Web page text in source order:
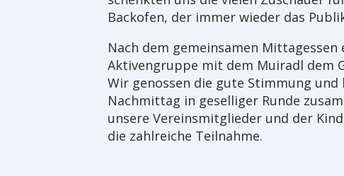
Backofen, der immer wieder das
Nach dem gemeinsamen Mittagessen
Aktivengruppe mit dem Muiradl dem
Wir genossen die gute Stimmung
Nachmittag in geselliger Runde
unsere Vereinsmitglieder und der
die zahlreiche Teilnahme.